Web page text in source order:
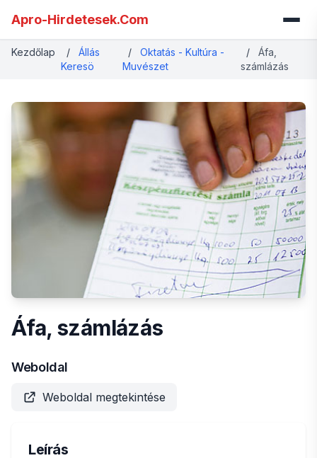
Apro-Hirdetesek.Com
Kezdőlap /
Állás
Keresö
/
Oktatás - Kultúra -
Muvészet
/
Áfa,
számlázás
Áfa, számlázás
Weboldal
Weboldal megtekintése
Leírás